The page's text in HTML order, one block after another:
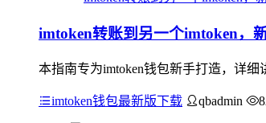
imtoken转账到另一个imtoken，
本指南专为imtoken钱包新手打造，详
imtoken钱包最新版下载 qbadmin